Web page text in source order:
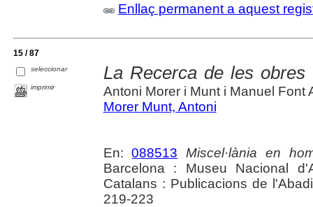
Enllaç permanent a aquest
15 / 87
seleccionar
imprimir
La Recerca de les
Antoni Morer i Munt i Manuel Font
Morer Munt, Antoni
En:088513
Miscel·lània en
Barcelona : Museu Nacional
Catalans : Publicacions de
219-223